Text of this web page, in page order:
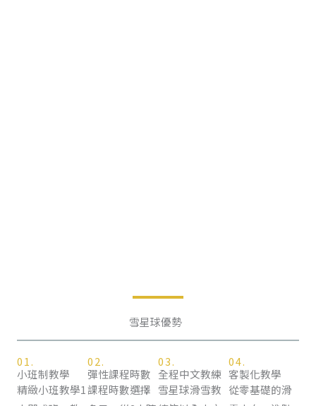
雪星球優勢
01.
小班制教學
精緻小班教學1
02.
彈性課程時數
課程時數選擇
03.
全程中文教練
雪星球滑雪教
04.
客製化教學
從零基礎的滑